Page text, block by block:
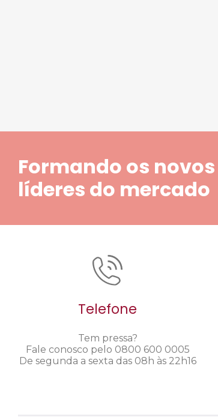
Formando os novos
líderes do mercado
Telefone
Tem pressa?
Fale conosco pelo 0800 600 0005
De segunda a sexta das 08h às 22h16